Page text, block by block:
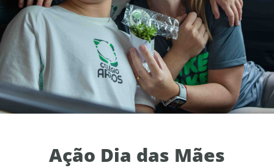
Ação Dia das Mães